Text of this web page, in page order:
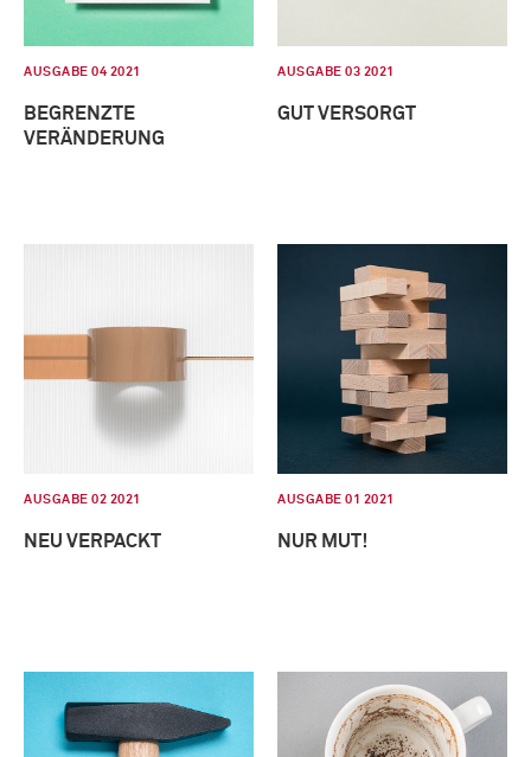
AUSGABE 04 2021
BEGRENZTE
VERÄNDERUNG
AUSGABE 03 2021
GUT VERSORGT
AUSGABE 02 2021
NEU VERPACKT
AUSGABE 01 2021
NUR MUT!